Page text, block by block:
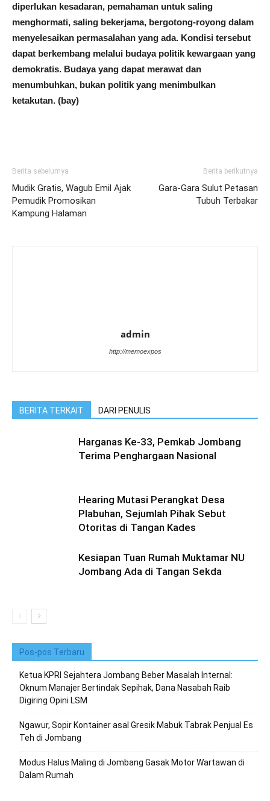
diperlukan kesadaran, pemahaman untuk saling
menghormati, saling bekerjama, bergotong-royong dalam
menyelesaikan permasalahan yang ada. Kondisi tersebut
dapat berkembang melalui budaya politik kewargaan yang
demokratis. Budaya yang dapat merawat dan
menumbuhkan, bukan politik yang menimbulkan
ketakutan. (bay)
Berita sebelumya
Mudik Gratis, Wagub Emil Ajak
Pemudik Promosikan
Kampung Halaman
Berita berikutnya
Gara-Gara Sulut Petasan
Tubuh Terbakar
admin
http://memoexpos
BERITA TERKAIT DARI PENULIS
Harganas Ke-33, Pemkab Jombang
Terima Penghargaan Nasional
Hearing Mutasi Perangkat Desa
Plabuhan, Sejumlah Pihak Sebut
Otoritas di Tangan Kades
Kesiapan Tuan Rumah Muktamar NU
Jombang Ada di Tangan Sekda
Pos-pos Terbaru
Ketua KPRI Sejahtera Jombang Beber Masalah Internal:
Oknum Manajer Bertindak Sepihak, Dana Nasabah Raib
Digiring Opini LSM
Ngawur, Sopir Kontainer asal Gresik Mabuk Tabrak Penjual Es
Teh di Jombang
Modus Halus Maling di Jombang Gasak Motor Wartawan di
Dalam Rumah